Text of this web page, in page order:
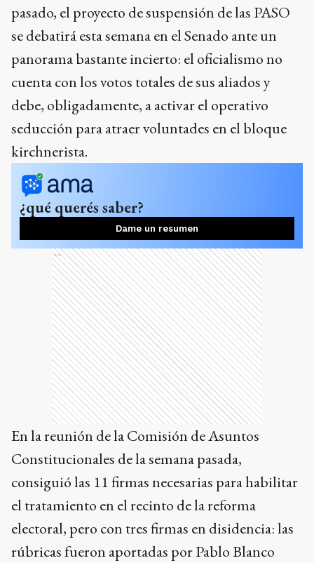
pasado, el proyecto de suspensión de las PASO
se debatirá esta semana en el Senado ante un
panorama bastante incierto: el oficialismo no
cuenta con los votos totales de sus aliados y
debe, obligadamente, a activar el operativo
seducción para atraer voluntades en el bloque
kirchnerista.
¿qué querés saber?
Dame un resumen
Ads
En la reunión de la Comisión de Asuntos
Constitucionales de la semana pasada,
consiguió las 11 firmas necesarias para habilitar
el tratamiento en el recinto de la reforma
electoral, pero con tres firmas en disidencia: las
rúbricas fueron aportadas por Pablo Blanco